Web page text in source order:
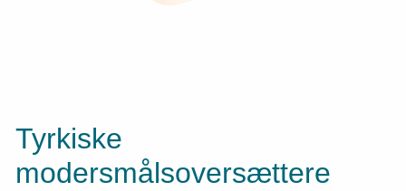
Tyrkiske
modersmålsoversættere